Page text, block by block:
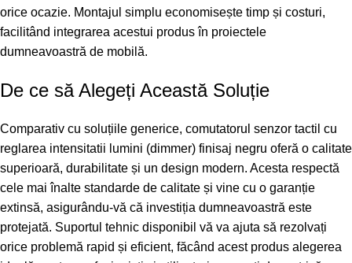
orice ocazie. Montajul simplu economisește timp și costuri,
facilitând integrarea acestui produs în proiectele
dumneavoastră de mobilă.
De ce să Alegeți Această Soluție
Comparativ cu soluțiile generice, comutatorul senzor tactil cu
reglarea intensitatii lumini (dimmer) finisaj negru oferă o calitate
superioară, durabilitate și un design modern. Acesta respectă
cele mai înalte standarde de calitate și vine cu o garanție
extinsă, asigurându-vă că investiția dumneavoastră este
protejată. Suportul tehnic disponibil vă va ajuta să rezolvați
orice problemă rapid și eficient, făcând acest produs alegerea